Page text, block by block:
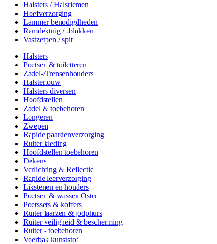
Halsters / Halsriemen
Hoefverzorging
Lammer benodigdheden
Ramdektuig / -blokken
Vastzetpen / spit
Halsters
Poetsen & toiletteren
Zadel-/Trensenhouders
Halstertouw
Halsters diversen
Hoofdstellen
Zadel & toebehoren
Longeren
Zwepen
Rapide paardenverzorging
Ruiter kleding
Hoofdstellen toebehoren
Dekens
Verlichting & Reflectie
Rapide leerverzorging
Likstenen en houders
Poetsen & wassen Oster
Poetssets & koffers
Ruiter laarzen & jodphurs
Ruiter veiligheid & bescherming
Ruiter - toebehoren
Voerbak kunststof